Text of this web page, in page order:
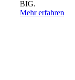
BIG.
Mehr erfahren